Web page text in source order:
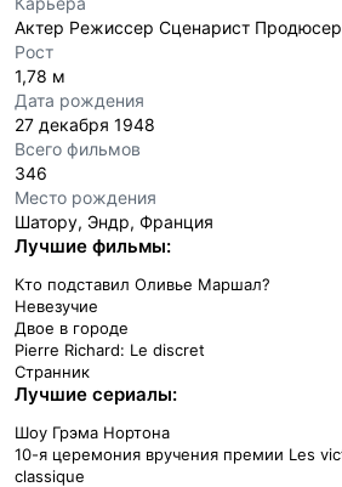
Актер Режиссер Сценарист Продюсер
Рост
1,78 м
Дата рождения
27 декабря 1948
Всего фильмов
346
Место рождения
Шатору, Эндр, Франция
Лучшие фильмы:
Кто подставил Оливье Маршал?
Невезучие
Двое в городе
Pierre Richard: Le discret
Странник
Лучшие сериалы:
Шоу Грэма Нортона
10-я церемония вручения премии Les
classique